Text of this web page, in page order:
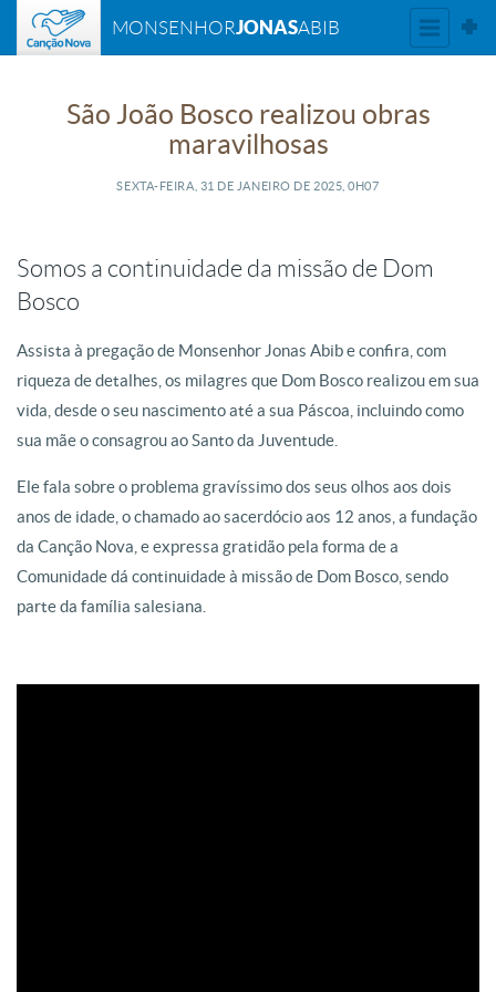
MONSENHORJONASABIB
São João Bosco realizou obras
maravilhosas
SEXTA-FEIRA, 31 DE JANEIRO DE 2025, 0H07
Somos a continuidade da missão de Dom
Bosco
Assista à pregação de Monsenhor Jonas Abib e confira, com
riqueza de detalhes, os milagres que Dom Bosco realizou em sua
vida, desde o seu nascimento até a sua Páscoa, incluindo como
sua mãe o consagrou ao Santo da Juventude.
Ele fala sobre o problema gravíssimo dos seus olhos aos dois
anos de idade, o chamado ao sacerdócio aos 12 anos, a fundação
da Canção Nova, e expressa gratidão pela forma de a
Comunidade dá continuidade à missão de Dom Bosco, sendo
parte da família salesiana.